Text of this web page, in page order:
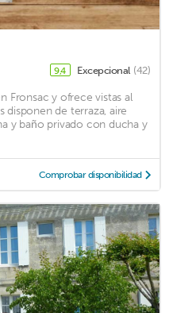
9,4 Excepcional (42)
Fronsac y ofrece vistas al
disponen de terraza, aire
y baño privado con ducha y
Comprobar disponibilidad